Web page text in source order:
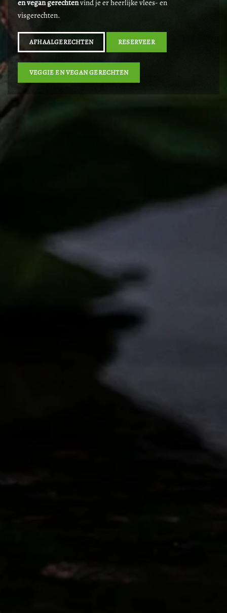
en vegan gerechtenvind je er heerlijke vlees- en
visgerechten.
AFHAALGERECHTEN RESERVEER
VEGGIE EN VEGAN GERECHTEN